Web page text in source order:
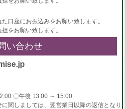
口座にお振込みをお願い致します。
をお願い致します。
い合わせ
〇午後 13:00 ～ 15:00
関しましては、翌営業日以降の返信となり